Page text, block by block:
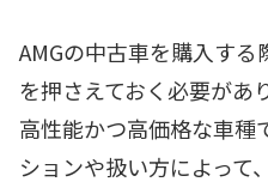
AMGの中古車を購入す
を押さえておく必要があ
高性能かつ高価格な車種
ションや扱い方によって